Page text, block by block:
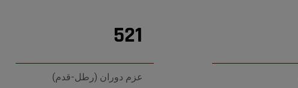
521
عزم دوران (رطل-قدم)